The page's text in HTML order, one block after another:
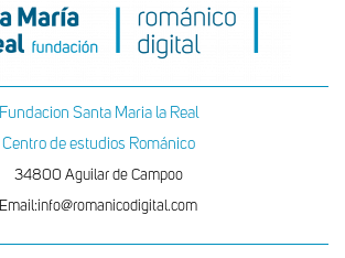
Fundacion Santa Maria la Real
Centro de estudios Románico
34800 Aguilar de Campoo
Email:info@romanicodigital.com